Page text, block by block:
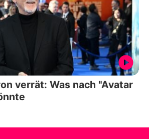
verrät: Was nach "Avatar